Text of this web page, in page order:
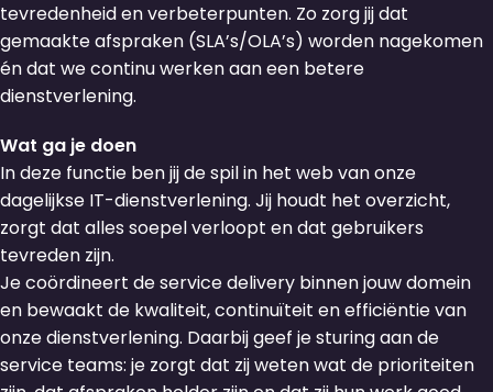
tevredenheid en verbeterpunten. Zo zorg jij dat
gemaakte afspraken (SLA’s/OLA’s) worden nagekomen
én dat we continu werken aan een betere
dienstverlening.
Wat ga je doen
In deze functie ben jij de spil in het web van onze
dagelijkse IT-dienstverlening. Jij houdt het overzicht,
zorgt dat alles soepel verloopt en dat gebruikers
tevreden zijn.
Je coördineert de service delivery binnen jouw domein
en bewaakt de kwaliteit, continuïteit en efficiëntie van
onze dienstverlening. Daarbij geef je sturing aan de
service teams: je zorgt dat zij weten wat de prioriteiten